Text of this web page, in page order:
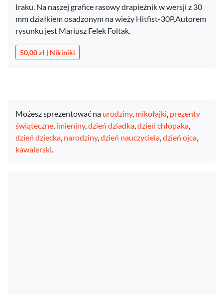
Iraku. Na naszej grafice rasowy drapieżnik w wersji z 30
mm działkiem osadzonym na wieży Hitfist-30P.Autorem
rysunku jest Mariusz Felek Foltak.
50,00 zł | Nikiniki
Możesz sprezentować na urodziny, mikołajki, prezenty
świąteczne, imieniny,dzień dziadka,dzień chłopaka,
dzień dziecka, narodziny,dzień nauczyciela,dzień ojca,
kawalerski.